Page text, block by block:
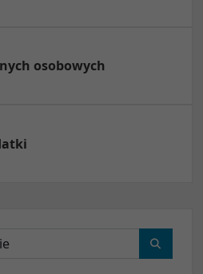
osobowych